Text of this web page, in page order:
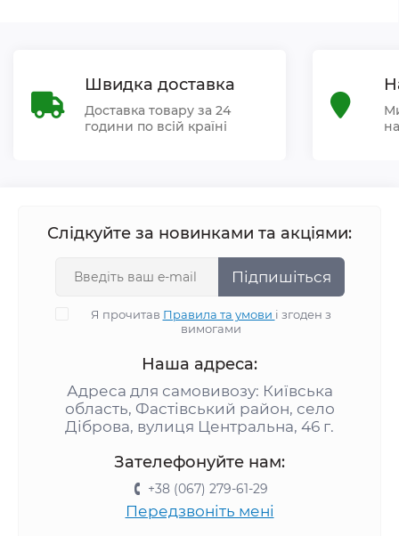
Швидка доставка
Доставка товару за 24
години по всій країні
Слідкуйте за новинками та акціями:
Підпишіться
Я прочитав Правила та умови і згоден з
вимогами
Наша адреса:
Адреса для самовивозу: Київська
область, Фастівський район, село
Діброва, вулиця Центральна, 46 г.
Зателефонуйте нам:
+38 (067) 279-61-29
Передзвоніть мені